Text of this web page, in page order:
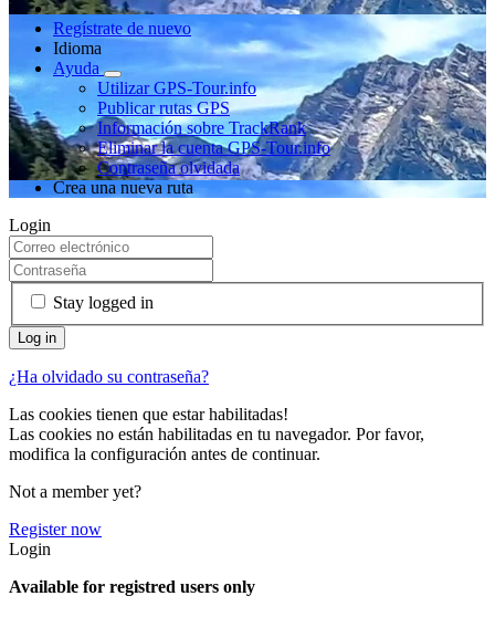
Regístrate de nuevo
Idioma
Ayuda
Utilizar GPS-Tour.info
Publicar rutas GPS
Información sobre TrackRank
Eliminar la cuenta GPS-Tour.info
Contraseña olvidada
Crea una nueva ruta
Login
Stay logged in
¿Ha olvidado su contraseña?
Las cookies tienen que estar habilitadas!
Las cookies no están habilitadas en tu navegador. Por favor,
modifica la configuración antes de continuar.
Not a member yet?
Register now
Login
Available for registred users only